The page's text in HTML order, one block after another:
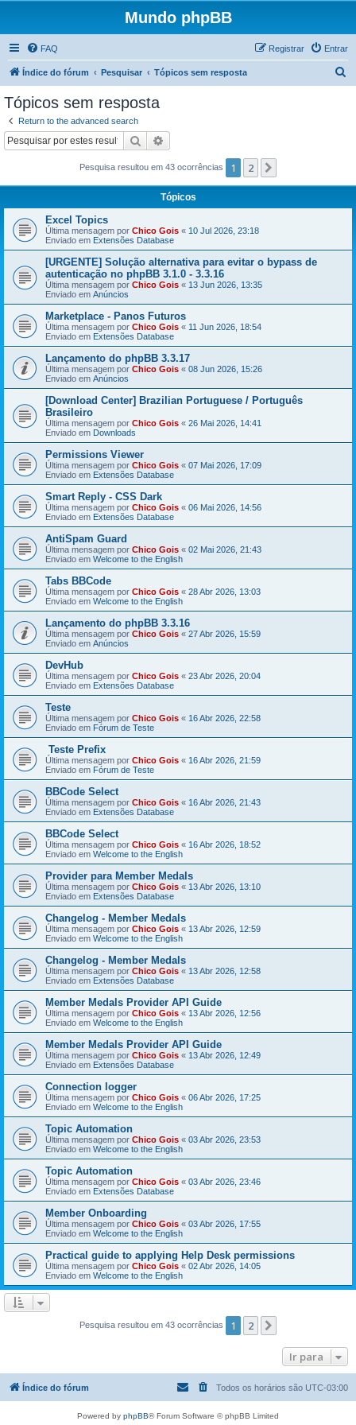
Mundo phpBB
FAQ Entrar
Registrar
Índice do fórum Pesquisar Tópicos sem resposta
s
Tópicos sem resposta
Return to the advanced search
Pesquisar
Pesquisa resultou em 43 ocorrências 1 2
Tópicos
Excel Topics
Última mensagem por Chico Gois « 10 Jul 2026, 23:18
Enviado em Extensões Database
[URGENTE] Solução alternativa para evitar o bypass de
autenticação no phpBB 3.1.0 - 3.3.16
Última mensagem por Chico Gois « 13 Jun 2026, 13:35
Enviado em Anúncios
Marketplace - Panos Futuros
Última mensagem por Chico Gois « 11 Jun 2026, 18:54
Enviado em Extensões Database
Lançamento do phpBB 3.3.17
Última mensagem por Chico Gois « 08 Jun 2026, 15:26
Enviado em Anúncios
[Download Center] Brazilian Portuguese / Português
Brasileiro
Última mensagem por Chico Gois « 26 Mai 2026, 14:41
Enviado em Downloads
Permissions Viewer
Última mensagem por Chico Gois « 07 Mai 2026, 17:09
Enviado em Extensões Database
Smart Reply - CSS Dark
Última mensagem por Chico Gois « 06 Mai 2026, 14:56
Enviado em Extensões Database
AntiSpam Guard
Última mensagem por Chico Gois « 02 Mai 2026, 21:43
Enviado em Welcome to the English
Tabs BBCode
Última mensagem por Chico Gois « 28 Abr 2026, 13:03
Enviado em Welcome to the English
Lançamento do phpBB 3.3.16
Última mensagem por Chico Gois « 27 Abr 2026, 15:59
Enviado em Anúncios
DevHub
Última mensagem por Chico Gois « 23 Abr 2026, 20:04
Enviado em Extensões Database
Teste
Última mensagem por Chico Gois « 16 Abr 2026, 22:58
Enviado em Fórum de Teste
Teste Prefix
Última mensagem por Chico Gois « 16 Abr 2026, 21:59
Enviado em Fórum de Teste
BBCode Select
Última mensagem por Chico Gois « 16 Abr 2026, 21:43
Enviado em Extensões Database
BBCode Select
Última mensagem por Chico Gois « 16 Abr 2026, 18:52
Enviado em Welcome to the English
Provider para Member Medals
Última mensagem por Chico Gois « 13 Abr 2026, 13:10
Enviado em Extensões Database
Changelog - Member Medals
Última mensagem por Chico Gois « 13 Abr 2026, 12:59
Enviado em Welcome to the English
Changelog - Member Medals
Última mensagem por Chico Gois « 13 Abr 2026, 12:58
Enviado em Extensões Database
Member Medals Provider API Guide
Última mensagem por Chico Gois « 13 Abr 2026, 12:56
Enviado em Welcome to the English
Member Medals Provider API Guide
Última mensagem por Chico Gois « 13 Abr 2026, 12:49
Enviado em Extensões Database
Connection logger
Última mensagem por Chico Gois « 06 Abr 2026, 17:25
Enviado em Welcome to the English
Topic Automation
Última mensagem por Chico Gois « 03 Abr 2026, 23:53
Enviado em Welcome to the English
Topic Automation
Última mensagem por Chico Gois « 03 Abr 2026, 23:46
Enviado em Extensões Database
Member Onboarding
Última mensagem por Chico Gois « 03 Abr 2026, 17:55
Enviado em Welcome to the English
Practical guide to applying Help Desk permissions
Última mensagem por Chico Gois « 02 Abr 2026, 14:05
Enviado em Welcome to the English
Pesquisa resultou em 43 ocorrências 1 2
Ir para
Índice do fórum Todos os horários são UTC-03:00
Powered by phpBB® Forum Software © phpBB Limited